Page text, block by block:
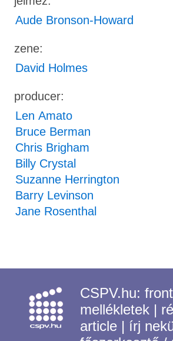
Aude Bronson-Howard
zene:
David Holmes
producer:
Len Amato
Bruce Berman
Chris Brigham
Billy Crystal
Suzanne Herrington
Barry Levinson
Jane Rosenthal
CSPV.hu:
mellékletek |
article | írj